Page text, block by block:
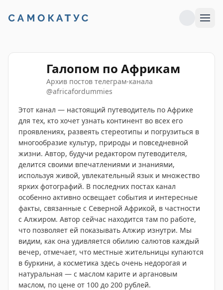
Галопом по Африкам
Архив постов телеграм-канала
@africafordummies
Этот канал — настоящий путеводитель по Африке
для тех, кто хочет узнать континент во всех его
проявлениях, развеять стереотипы и погрузиться в
многообразие культур, природы и повседневной
жизни. Автор, будучи редактором путеводителя,
делится своими впечатлениями и знаниями,
используя живой, увлекательный язык и множество
ярких фотографий. В последних постах канал
особенно активно освещает события и интересные
факты, связанные с Северной Африкой, в частности
с Алжиром. Автор сейчас находится там по работе,
что позволяет ей показывать Алжир изнутри. Мы
видим, как она удивляется обилию салютов каждый
вечер, отмечает, что местные жительницы купаются
в буркини, а косметика здесь очень недорогая и
натуральная — с маслом карите и аргановым
маслом, по цене от 100 до 200 рублей.